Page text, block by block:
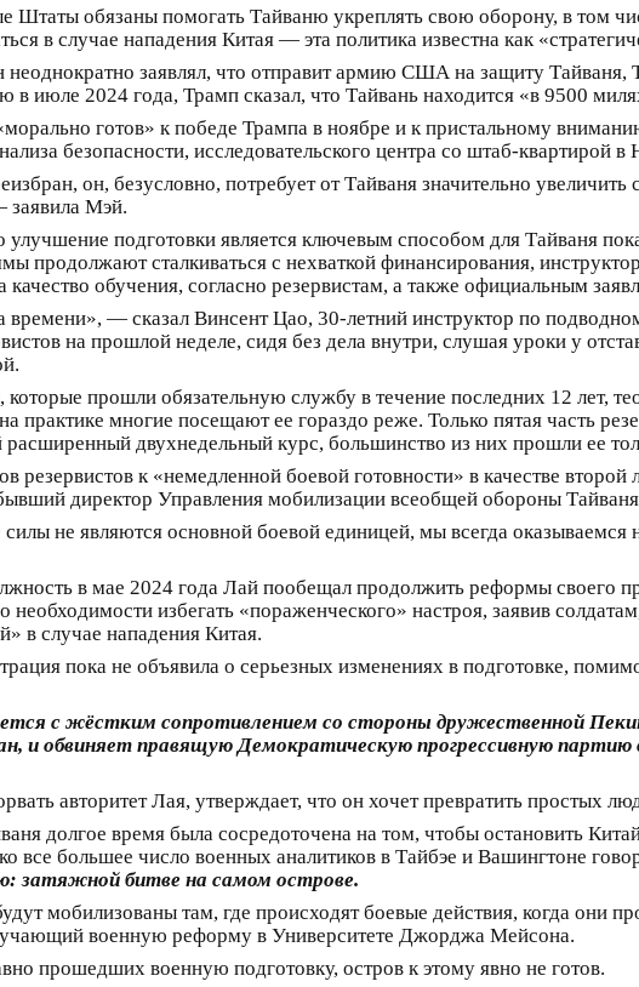
Штаты обязаны помогать Тайваню укреплять свою оборону, в том
в случае нападения Китая — эта политика известна как
неоднократно заявлял, что отправит армию США на защиту
в июле 2024 года, Трамп сказал, что Тайвань находится «в 9500
готов» к победе Трампа в ноябре и к пристальному
безопасности, исследовательского центра со штаб-квартирой
он, безусловно, потребует от Тайваня значительно
заявила Мэй.
улучшение подготовки является ключевым способом для Тайваня
продолжают сталкиваться с нехваткой финансирования,
качество обучения, согласно резервистам, а также официальным
времени», — сказал Винсент Цао, 30-летний инструктор по
на прошлой неделе, сидя без дела внутри, слушая уроки у
прошли обязательную службу в течение последних 12 лет,
практике многие посещают ее гораздо реже. Только пятая часть
двухнедельный курс, большинство из них прошли ее
резервистов к «немедленной боевой готовности» в качестве
директор Управления мобилизации всеобщей обороны
силы не являются основной боевой единицей, мы всегда
в мае 2024 года Лай пообещал продолжить реформы своего
избегать «пораженческого» настроя, заявив
в случае нападения Китая.
пока не объявила о серьезных изменениях в подготовке,
с жёстким сопротивлением со стороны дружественной
и обвиняет правящую Демократическую прогрессивную
авторитет Лая, утверждает, что он хочет превратить простых
долгое время была сосредоточена на том, чтобы остановить
все большее число военных аналитиков в Тайбэе и Вашингтоне
затяжной битве на самом острове.
мобилизованы там, где происходят боевые действия, когда они
военную реформу в Университете Джорджа Мейсона.
прошедших военную подготовку, остров к этому явно не готов.